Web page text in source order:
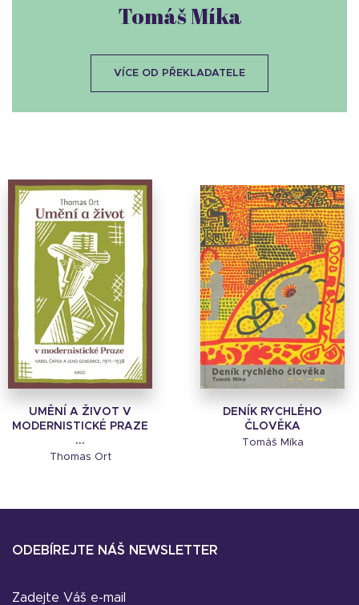
UMĚNÍ A ŽIVOT V
MODERNISTICKÉ PRAZE
...
Thomas Ort
DENÍK RYCHLÉHO
ČLOVĚKA
Tomáš Míka
Tomáš Míka
VÍCE OD PŘEKLADATELE
ODEBÍREJTE NÁŠ NEWSLETTER
Zadejte Váš e-mail